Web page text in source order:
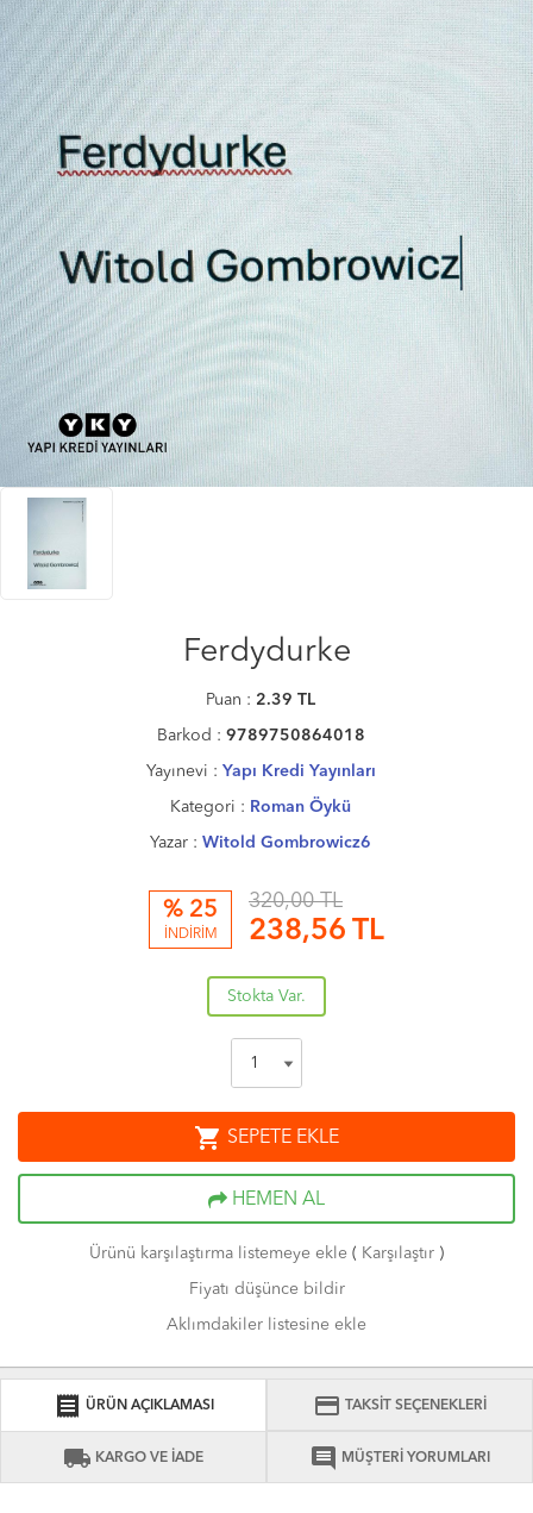
Ferdydurke
Puan : 2.39 TL
Barkod : 9789750864018
Yayınevi : Yapı Kredi Yayınları
Kategori : Roman Öykü
Yazar : Witold Gombrowicz6
% 25
İNDİRİM
320,00 TL
238,56 TL
Stokta Var.
shopping_cart SEPETE EKLE
HEMEN AL
Ürünü karşılaştırma listemeye ekle ( Karşılaştır )
Fiyatı düşünce bildir
Aklımdakiler listesine ekle
receipt ÜRÜN AÇIKLAMASI credit_card TAKSİT SEÇENEKLERİ
local_shipping KARGO VE İADE comment MÜŞTERİ YORUMLARI